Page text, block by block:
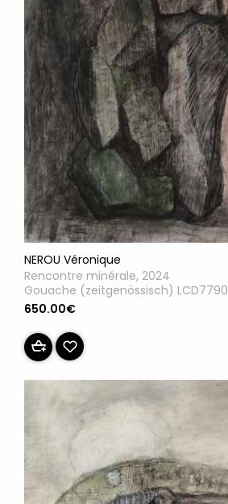
NEROU Véronique
Rencontre minérale, 2024
Gouache (zeitgenössisch) LCD7790
650.00€